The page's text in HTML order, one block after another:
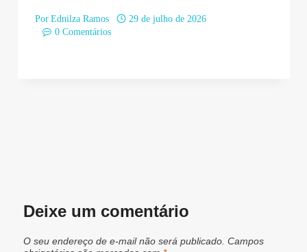
Por Ednilza Ramos
29 de julho de 2026
0 Comentários
Deixe um comentário
O seu endereço de e-mail não será publicado. Campos